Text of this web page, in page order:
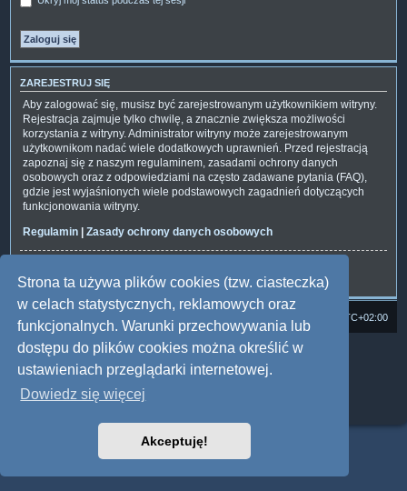
Strona ta używa plików cookies (tzw. ciasteczka)
w celach statystycznych, reklamowych oraz
funkcjonalnych. Warunki przechowywania lub
dostępu do plików cookies można określić w
ustawieniach przeglądarki internetowej.
Dowiedz się więcej
Akceptuję!
ZAREJESTRUJ SIĘ
Aby zalogować się, musisz być zarejestrowanym użytkownikiem witryny.
Rejestracja zajmuje tylko chwilę, a znacznie zwiększa możliwości
korzystania z witryny. Administrator witryny może zarejestrowanym
użytkownikom nadać wiele dodatkowych uprawnień. Przed rejestracją
zapoznaj się z naszym regulaminem, zasadami ochrony danych
osobowych oraz z odpowiedziami na często zadawane pytania (FAQ),
gdzie jest wyjaśnionych wiele podstawowych zagadnień dotyczących
funkcjonowania witryny.
Regulamin | Zasady ochrony danych osobowych
UTC+02:00
Technologię dostarczaphpBB ® Forum Software © phpBB Limited
Polski pakiet językowy dostarczaphpBB.pl
Style: Multi Design by Joyce&Luna
phpBB
Zasady ochrony danych osobowych